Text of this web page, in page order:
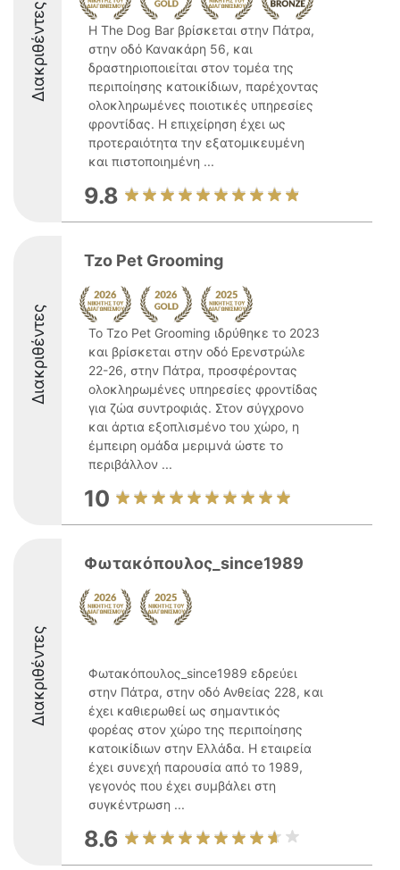
Διακριθέντες
Η The Dog Bar βρίσκεται στην Πάτρα,
στην οδό Κανακάρη 56, και
δραστηριοποιείται στον τομέα της
περιποίησης κατοικίδιων, παρέχοντας
ολοκληρωμένες ποιοτικές υπηρεσίες
φροντίδας. Η επιχείρηση έχει ως
προτεραιότητα την εξατομικευμένη
και πιστοποιημένη ...
9.8
Διακριθέντες
Tzo Pet Grooming
Το Tzo Pet Grooming ιδρύθηκε το 2023
και βρίσκεται στην οδό Ερενστρώλε
22-26, στην Πάτρα, προσφέροντας
ολοκληρωμένες υπηρεσίες φροντίδας
για ζώα συντροφιάς. Στον σύγχρονο
και άρτια εξοπλισμένο του χώρο, η
έμπειρη ομάδα μεριμνά ώστε το
περιβάλλον ...
10
Διακριθέντες
Φωτακόπουλος_since1989
Φωτακόπουλος_since1989 εδρεύει
στην Πάτρα, στην οδό Ανθείας 228, και
έχει καθιερωθεί ως σημαντικός
φορέας στον χώρο της περιποίησης
κατοικίδιων στην Ελλάδα. Η εταιρεία
έχει συνεχή παρουσία από το 1989,
γεγονός που έχει συμβάλει στη
συγκέντρωση ...
8.6